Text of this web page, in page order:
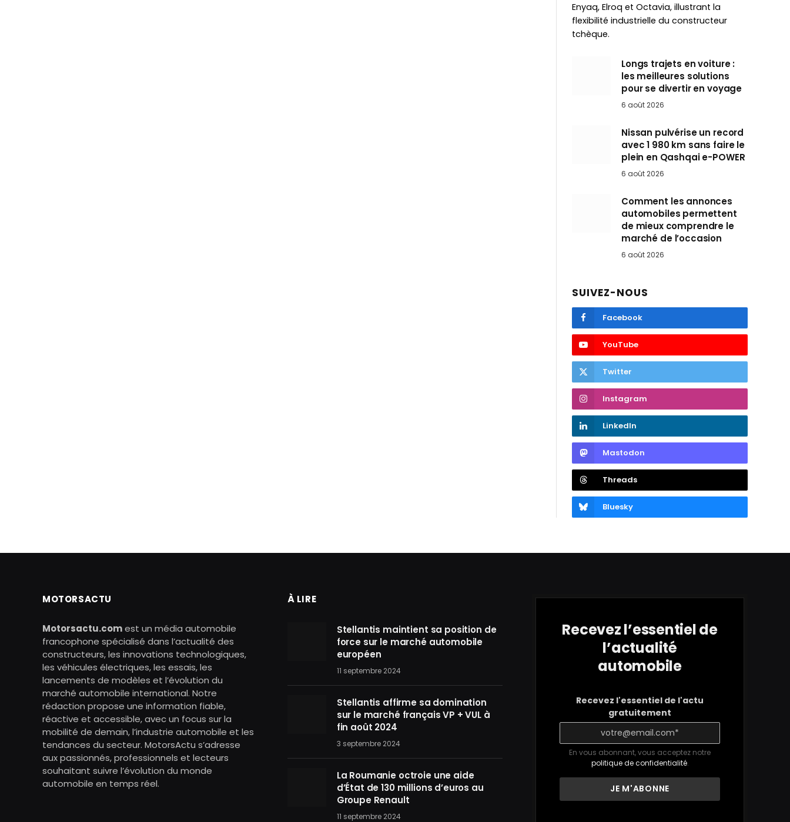
Enyaq, Elroq et Octavia, illustrant la
flexibilité industrielle du constructeur
tchèque.
Longs trajets en voiture :
les meilleures solutions
pour se divertir en voyage
6 août 2026
Nissan pulvérise un record
avec 1 980 km sans faire le
plein en Qashqai e-POWER
6 août 2026
Comment les annonces
automobiles permettent
de mieux comprendre le
marché de l’occasion
6 août 2026
SUIVEZ-NOUS
Facebook
YouTube
Twitter
Instagram
LinkedIn
Mastodon
Threads
Bluesky
MOTORSACTU
Motorsactu.comest un média automobile
francophone spécialisé dans l’actualité des
constructeurs, les innovations technologiques,
les véhicules électriques, les essais, les
lancements de modèles et l’évolution du
marché automobile international. Notre
rédaction propose une information fiable,
réactive et accessible, avec un focus sur la
mobilité de demain, l’industrie automobile et les
tendances du secteur. MotorsActu s’adresse
aux passionnés, professionnels et lecteurs
souhaitant suivre l’évolution du monde
automobile en temps réel.
À LIRE
Stellantis maintient sa position de
force sur le marché automobile
européen
11 septembre 2024
Stellantis affirme sa domination
sur le marché français VP + VUL à
fin août 2024
3 septembre 2024
La Roumanie octroie une aide
d’État de 130 millions d’euros au
Groupe Renault
11 septembre 2024
Recevez l’essentiel de
l’actualité
automobile
Recevez l'essentiel de l'actu
gratuitement
En vous abonnant, vous acceptez notre
politique de confidentialité.